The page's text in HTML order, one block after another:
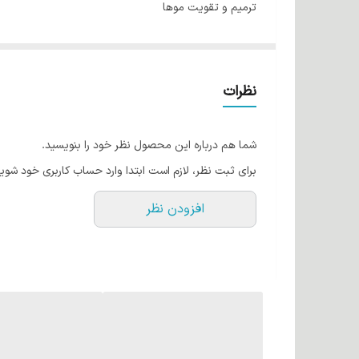
ترمیم و تقویت موها
حاوی عصاره آلوئه‌ورا
ساخت ایران با مواد اولیه فرانسوی
نظرات
شما هم درباره این محصول نظر خود را بنویسید.
برای ثبت نظر، لازم است ابتدا وارد حساب کاربری خود
افزودن نظر